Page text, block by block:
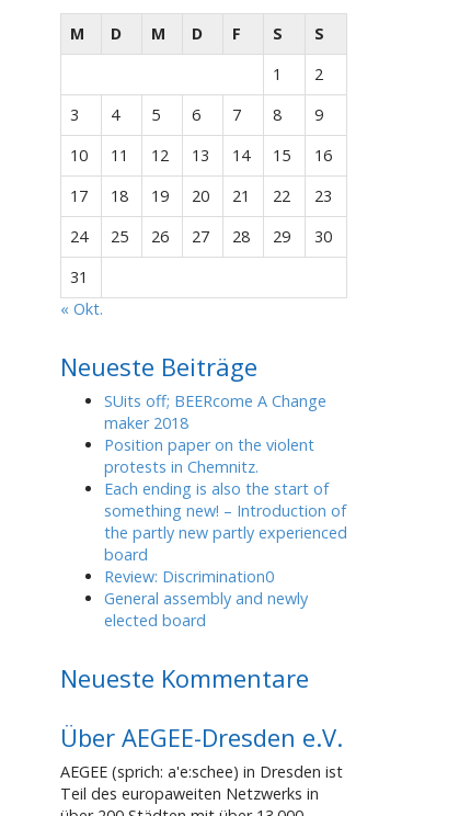
M D M D F S
S
1
2
3
4 5 6 7 8
9
10
11 12 13 14 15
16
17
18 19 20 21 22
23
24
25 26 27 28 29
30
31
« Okt.
Neueste Beiträge
SUits off; BEERcome A Change
maker 2018
Position paper on the violent
protests in Chemnitz.
Each ending is also the start of
something new! – Introduction of
the partly new partly experienced
board
Review: Discrimination0
General assembly and newly
elected board
Neueste Kommentare
Über AEGEE-Dresden e.V.
AEGEE (sprich: a'e:schee) in Dresden ist
Teil des europaweiten Netzwerks in